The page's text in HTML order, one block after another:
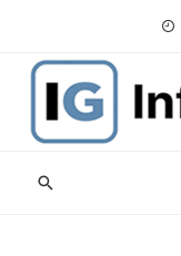
content